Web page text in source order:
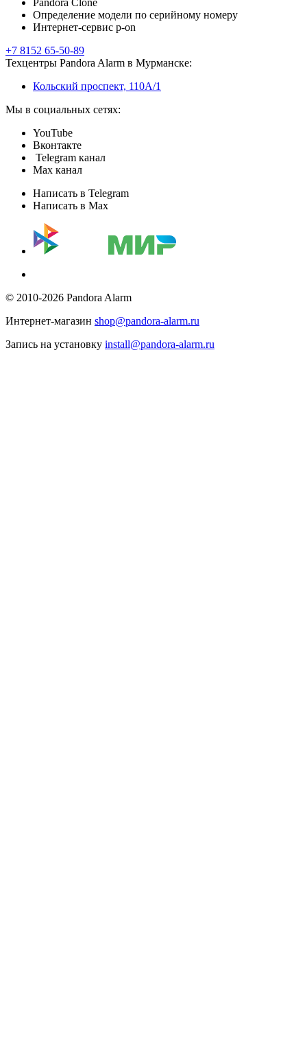
Определение модели по серийному номеру
Интернет-сервис p-on
+7 8152 65-50-89
Техцентры Pandora Alarm в Мурманске:
Кольский проспект, 110А/1
Мы в социальных сетях:
YouTube
Вконтакте
Telegram канал
Max канал
Написать в Telegram
Написать в Max
© 2010-2026 Pandora Alarm
Интернет-магазин shop@pandora-alarm.ru
Запись на установку install@pandora-alarm.ru